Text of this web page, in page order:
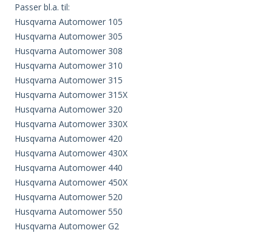
Passer bl.a. til:
Husqvarna Automower 105
Husqvarna Automower 305
Husqvarna Automower 308
Husqvarna Automower 310
Husqvarna Automower 315
Husqvarna Automower 315X
Husqvarna Automower 320
Husqvarna Automower 330X
Husqvarna Automower 420
Husqvarna Automower 430X
Husqvarna Automower 440
Husqvarna Automower 450X
Husqvarna Automower 520
Husqvarna Automower 550
Husqvarna Automower G2